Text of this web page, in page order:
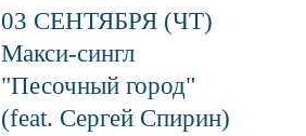
03 СЕНТЯБРЯ (ЧТ)
Макси-сингл
"Песочный город"
(feat. Сергей Спирин)